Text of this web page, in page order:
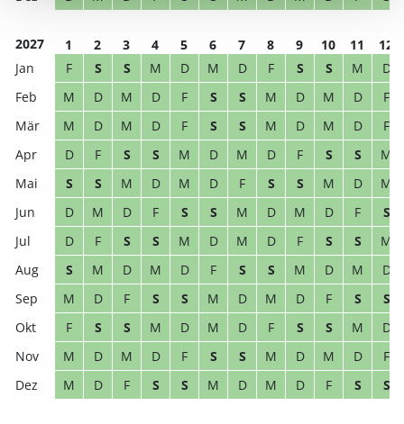
2027 1 2 3 4 5 6 7 8 9 10 11
12
F
S S M D M D F S S M
D
M
D M D F S S M D M D
F
M
D M D F S S M D M D
F
D
F S S M D M D F S S
M
S
S M D M D F S S M D
M
D
M D F S S M D M D F
S
D
F S S M D M D F S S
M
S
M D M D F S S M D M
D
M
D F S S M D M D F S
S
F
S S M D M D F S S M
D
M
D M D F S S M D M D
F
M
D F S S M D M D F S S